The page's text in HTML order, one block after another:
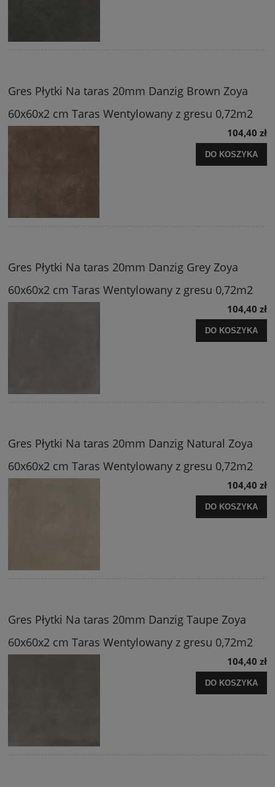
Gres Płytki Na taras 20mm Danzig Brown Zoya
60x60x2 cm Taras Wentylowany z gresu 0,72m2
104,40 zł
DO KOSZYKA
Gres Płytki Na taras 20mm Danzig Grey Zoya
60x60x2 cm Taras Wentylowany z gresu 0,72m2
104,40 zł
DO KOSZYKA
Gres Płytki Na taras 20mm Danzig Natural Zoya
60x60x2 cm Taras Wentylowany z gresu 0,72m2
104,40 zł
DO KOSZYKA
Gres Płytki Na taras 20mm Danzig Taupe Zoya
60x60x2 cm Taras Wentylowany z gresu 0,72m2
104,40 zł
DO KOSZYKA